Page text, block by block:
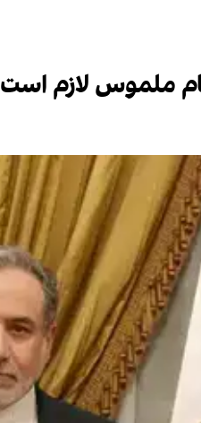
ملموس لازم است